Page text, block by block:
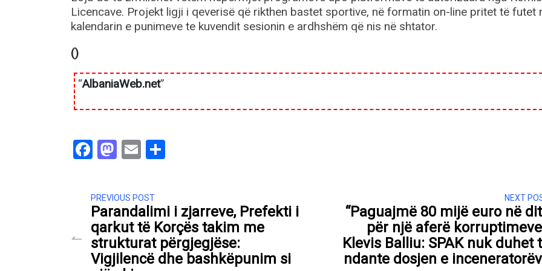
Licencave. Projekt ligji i qeverisë që rikthen bastet sportive, në formatin on-line pritet të futet
kalendarin e punimeve te kuvendit sesionin e ardhshëm që nis në shtator.
()
“AlbaniaWeb.net”
Facebook
Mastodon
Email
PREVIOUS POST
Parandalimi i zjarreve, Prefekti i
qarkut të Korçës takim me
strukturat përgjegjëse:
Vigjilencë dhe bashkëpunim si
NEXT
“Paguajmë 80 mijë euro në
për një aferë
Klevis Balliu: SPAK nuk duhet
ndante dosjen e